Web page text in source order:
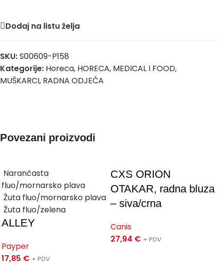
Dodaj na listu želja
SKU:S00609-P158
Kategorije: Horeca, HORECA, MEDICAL I FOOD,
MUŠKARCI, RADNA ODJEĆA
Povezani proizvodi
Narančasta
fluo/mornarsko plava
Žuta fluo/mornarsko plava
Žuta fluo/zelena
ALLEY
Payper
17,85 € + PDV
CXS ORION
OTAKAR, radna bluza
– siva/crna
Canis
27,94 € + PDV